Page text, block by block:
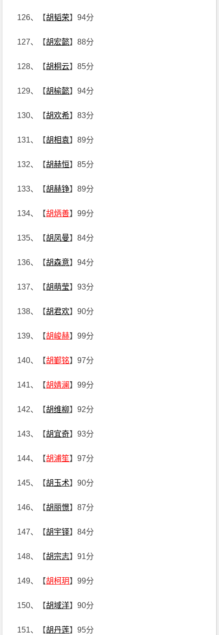
126、【胡韬荣】94分
127、【胡宏懿】88分
128、【胡桐云】85分
129、【胡榆懿】94分
130、【胡欢希】83分
131、【胡相袁】89分
132、【胡赫恒】85分
133、【胡赫铮】89分
134、【胡炳善】99分
135、【胡凤曼】84分
136、【胡森意】94分
137、【胡萌莹】93分
138、【胡君欢】90分
139、【胡峻赫】99分
140、【胡鄞铭】97分
141、【胡婧澜 】99分
142、【胡维柳】92分
143、【胡宜奇】93分
144、【胡浦笙】97分
145、【胡玉术】90分
146、【胡丽憬】87分
147、【胡宇铎】84分
148、【胡宗志】91分
149、【胡柯玥】99分
150、【胡域洋】90分
151、【胡丹莲】95分